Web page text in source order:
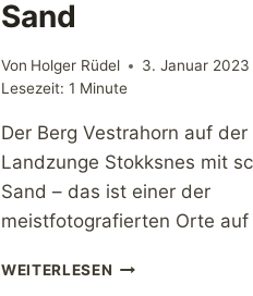
Sand
Von Holger Rüdel
3. Januar 2023
Lesezeit: 1 Minute
Der Berg Vestrahorn auf der
Landzunge Stokksnes mit
Sand – das ist einer der
meistfotografierten Orte auf
WEITERLESEN ISLAND.